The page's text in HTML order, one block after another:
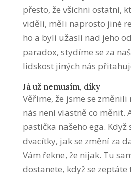
přesto, že všichni ostatní,
viděli, měli naprosto jiné
ho a byli užaslí nad jeho
paradox, stydíme se za
lidskost jiných nás
Já už nemusím, díky
Věříme, že jsme se změnili
nás není vlastně co měnit.
pastička našeho ega. Když
dvacítky, jak se změní za
Vám řekne, že nijak. Tu
dostanete, když se